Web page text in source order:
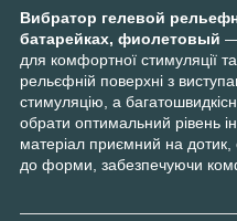
Вибратор гелевой
батарейках, фиолетовый —
для комфортної стимуляції
рельєфній поверхні з
стимуляцію, а
обрати оптимальний рівень
матеріал приємний на дотик,
до форми, забезпечуючи